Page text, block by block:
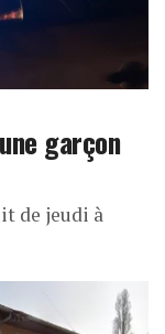
garçon
de jeudi à